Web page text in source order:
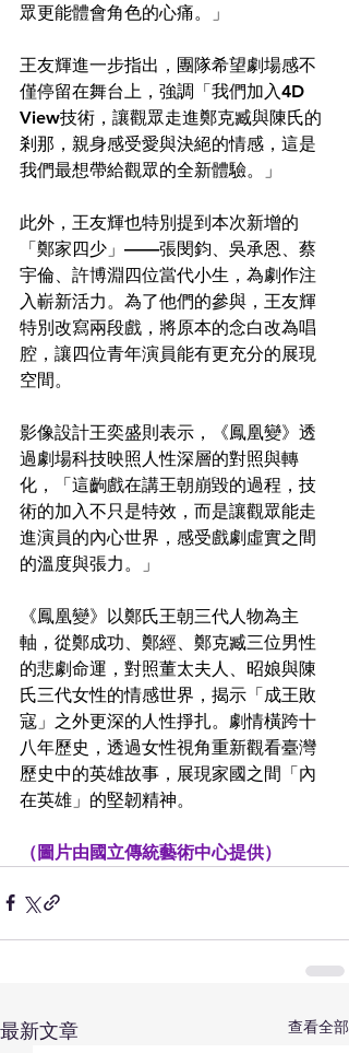
眾更能體會角色的心痛。」
王友輝進一步指出，團隊希望劇場感不
僅停留在舞台上，強調「我們加入4D
View技術，讓觀眾走進鄭克臧與陳氏的
剎那，親身感受愛與決絕的情感，這是
我們最想帶給觀眾的全新體驗。」
此外，王友輝也特別提到本次新增的
「鄭家四少」——張閔鈞、吳承恩、蔡
宇倫、許博淵四位當代小生，為劇作注
入嶄新活力。為了他們的參與，王友輝
特別改寫兩段戲，將原本的念白改為唱
腔，讓四位青年演員能有更充分的展現
空間。
影像設計王奕盛則表示，《鳳凰變》透
過劇場科技映照人性深層的對照與轉
化，「這齣戲在講王朝崩毀的過程，技
術的加入不只是特效，而是讓觀眾能走
進演員的內心世界，感受戲劇虛實之間
的溫度與張力。」
《鳳凰變》以鄭氏王朝三代人物為主
軸，從鄭成功、鄭經、鄭克臧三位男性
的悲劇命運，對照董太夫人、昭娘與陳
氏三代女性的情感世界，揭示「成王敗
寇」之外更深的人性掙扎。劇情橫跨十
八年歷史，透過女性視角重新觀看臺灣
歷史中的英雄故事，展現家國之間「內
在英雄」的堅韌精神。
（圖片由國立傳統藝術中心提供）
最新文章 查看全部